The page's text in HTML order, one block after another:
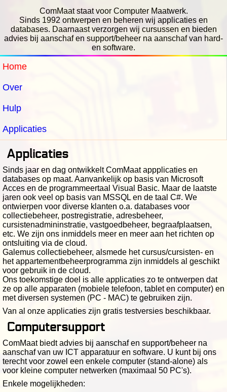
ComMaat staat voor Computer Maatwerk.
Sinds 1992 ontwerpen en beheren wij applicaties en
databases. Daarnaast verzorgen wij cursussen en bieden
advies bij aanschaf en support/beheer na aanschaf van hard-
en software.
Home
Over
Hulp
Applicaties
Applicaties
Sinds jaar en dag ontwikkelt ComMaat appplicaties en
databases op maat. Aanvankelijk op basis van Microsoft
Acces en de programmeertaal Visual Basic. Maar de laatste
jaren ook veel op basis van MSSQL en de taal C#. We
ontwierpen voor diverse klanten o.a. databases voor
collectiebeheer, postregistratie, adresbeheer,
cursistenadmininstratie, vastgoedbeheer, begraafplaatsen,
etc. We zijn ons inmiddels meer en meer aan het richten op
ontsluiting via de cloud.
Galemus collectiebeheer, alsmede het cursus/cursisten- en
het appartementbeheerprogramma zijn inmiddels al geschikt
voor gebruik in de cloud.
Ons toekomstige doel is alle applicaties zo te ontwerpen dat
ze op alle apparaten (mobiele telefoon, tablet en computer) en
met diversen systemen (PC - MAC) te gebruiken zijn.
Van al onze applicaties zijn gratis testversies beschikbaar.
Computersupport
ComMaat biedt advies bij aanschaf en support/beheer na
aanschaf van uw ICT apparatuur en software. U kunt bij ons
terecht voor zowel een enkele computer (stand-alone) als
voor kleine computer netwerken (maximaal 50 PC's).
Enkele mogelijkheden: